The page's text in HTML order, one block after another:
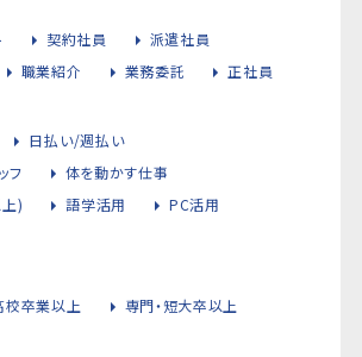
契約社員
派遣社員
職業紹介 業務委託 正社員
日払い/週払い
フ
体を動かす仕事
)
語学活用
PC活用
校卒業以上
専門・短大卒以上